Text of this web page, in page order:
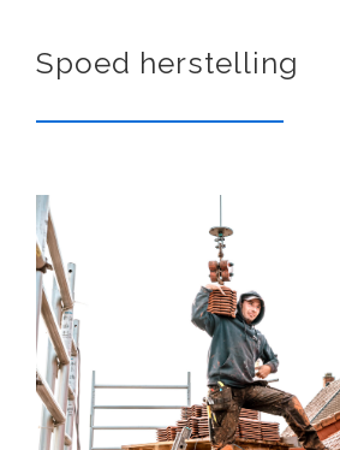
Spoed herstelling